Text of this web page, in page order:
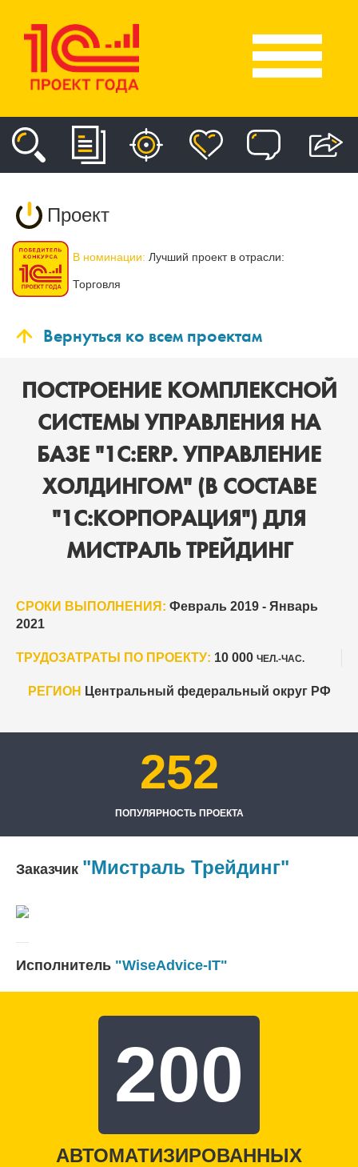
Проект
В номинации: Лучший проект в отрасли:
Торговля
Вернуться ко всем проектам
ПОСТРОЕНИЕ КОМПЛЕКСНОЙ
СИСТЕМЫ УПРАВЛЕНИЯ НА
БАЗЕ "1С:ERP. УПРАВЛЕНИЕ
ХОЛДИНГОМ" (В СОСТАВЕ
"1С:КОРПОРАЦИЯ") ДЛЯ
МИСТРАЛЬ ТРЕЙДИНГ
СРОКИ ВЫПОЛНЕНИЯ: Февраль 2019 - Январь
2021
ТРУДОЗАТРАТЫ ПО ПРОЕКТУ: 10 000 ЧЕЛ.-ЧАС.
РЕГИОН Центральный федеральный округ РФ
252
ПОПУЛЯРНОСТЬ ПРОЕКТА
Заказчик "Мистраль Трейдинг"
Исполнитель "WiseAdvice-IT"
200
АВТОМАТИЗИРОВАННЫХ